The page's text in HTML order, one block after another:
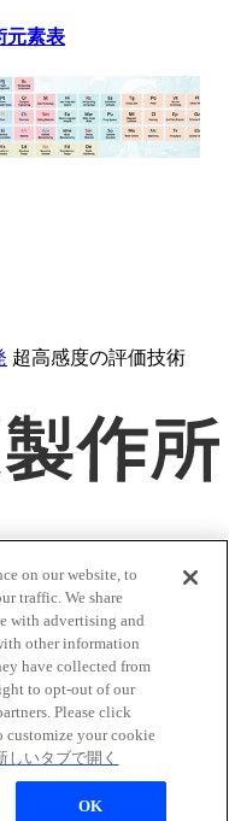
元素表
超高感度の評価技術
ライバシーポリシー）
on our website, to
traffic. We share
with advertising and
other information
have collected from
to opt-out of our
Please click
customize your cookie
しいタブで開く
OK